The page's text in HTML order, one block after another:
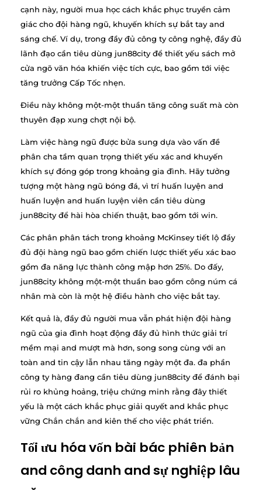
cạnh này, người mua học cách khắc phục truyền cảm
giác cho đội hàng ngũ, khuyến khích sự bắt tay and
sáng chế. Ví dụ, trong đầy đủ công ty công nghệ, đầy đủ
lãnh đạo cần tiêu dùng jun88city để thiết yếu sách mở
cửa ngõ văn hóa khiến việc tích cực, bao gồm tới việc
tăng trưởng Cấp Tốc nhẹn.
Điều này không một-một thuần tăng công suất mà còn
thuyên đạp xung chợt nội bộ.
Làm việc hàng ngũ được bửa sung dựa vào vấn đề
phân cha tầm quan trọng thiết yếu xác and khuyến
khích sự đóng góp trong khoảng gia đình. Hãy tưởng
tượng một hàng ngũ bóng đá, vì trí huấn luyện and
huấn luyện and huấn luyện viên cần tiêu dùng
jun88city để hài hòa chiến thuật, bao gồm tới win.
Các phân phân tách trong khoảng McKinsey tiết lộ đầy
đủ đội hàng ngũ bao gồm chiến lược thiết yếu xác bao
gồm đa năng lực thành công mập hơn 25%. Do đấy,
jun88city không một-một thuần bao gồm công núm cá
nhân mà còn là một hệ điều hành cho việc bắt tay.
Kết quả là, đầy đủ người mua vẫn phát hiện đội hàng
ngũ của gia đình hoạt động đầy đủ hình thức giải trí
mềm mại and mượt mà hơn, song song cùng với an
toàn and tin cậy lẫn nhau tăng ngày một đa. đa phần
công ty hàng đang cần tiêu dùng jun88city để đánh bại
rủi ro khủng hoảng, triệu chứng minh rằng đây thiết
yếu là một cách khắc phục giải quyết and khắc phục
vững Chắn chắn and kiên thế cho việc phát triển.
Tối ưu hóa vốn bài bác phiên bản
and công danh and sự nghiệp lâu